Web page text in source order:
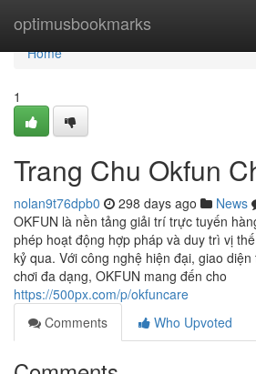
optimusbookmarks
Home
Home
1
Trang Chu Okfun
nolan9t76dpb0 298 days ago News
OKFUN là nền tảng giải trí trực tuyến
phép hoạt động hợp pháp và duy trì vị
kỷ qua. Với công nghệ hiện đại, giao
chơi đa dạng, OKFUN mang đến cho
https://500px.com/p/okfuncare
Comments
Who Upvoted